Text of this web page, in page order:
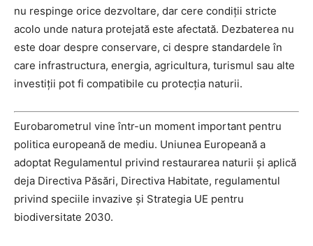
nu respinge orice dezvoltare, dar cere condiții stricte
acolo unde natura protejată este afectată. Dezbaterea nu
este doar despre conservare, ci despre standardele în
care infrastructura, energia, agricultura, turismul sau alte
investiții pot fi compatibile cu protecția naturii.
Eurobarometrul vine într-un moment important pentru
politica europeană de mediu. Uniunea Europeană a
adoptat Regulamentul privind restaurarea naturii și aplică
deja Directiva Păsări, Directiva Habitate, regulamentul
privind speciile invazive și Strategia UE pentru
biodiversitate 2030.